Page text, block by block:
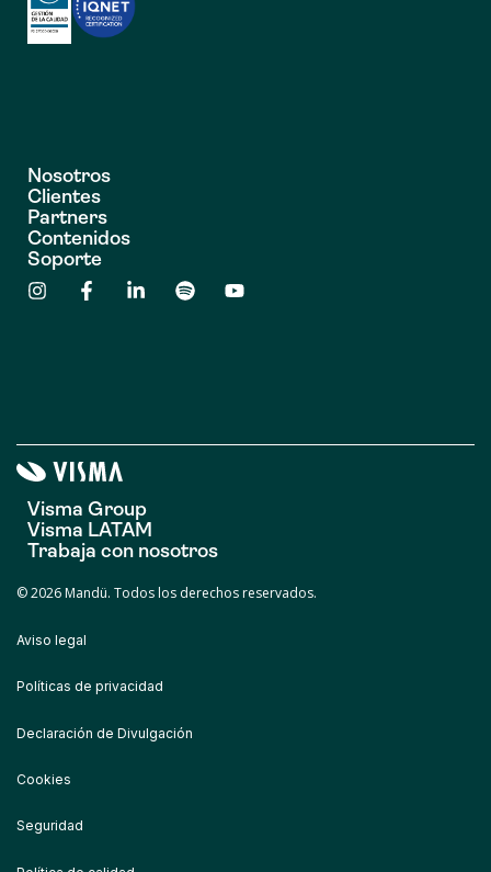
Nosotros
Clientes
Partners
Contenidos
Soporte
Visma Group
Visma LATAM
Trabaja con nosotros
© 2026 Mandü. Todos los derechos reservados.
Aviso legal
Políticas de privacidad
Declaración de Divulgación
Cookies
Seguridad